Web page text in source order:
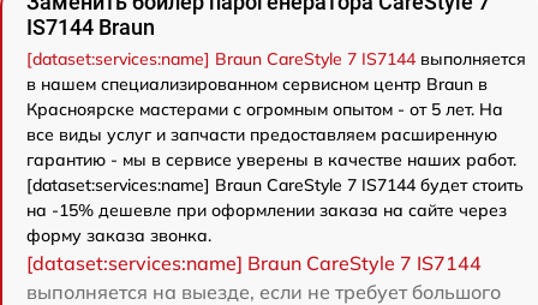
IS7144 Braun
[dataset:services:name] Braun CareStyle 7 IS7144 выполняется
в нашем специализированном сервисном центр Braun в
Красноярске мастерами с огромным опытом - от 5 лет. На
все виды услуг и запчасти предоставляем расширенную
гарантию - мы в сервисе уверены в качестве наших работ.
[dataset:services:name] Braun CareStyle 7 IS7144 будет стоить
на -15% дешевле при оформлении заказа на сайте через
форму заказа звонка.
[dataset:services:name] Braun CareStyle 7 IS7144
выполняется на выезде, если не требует большого